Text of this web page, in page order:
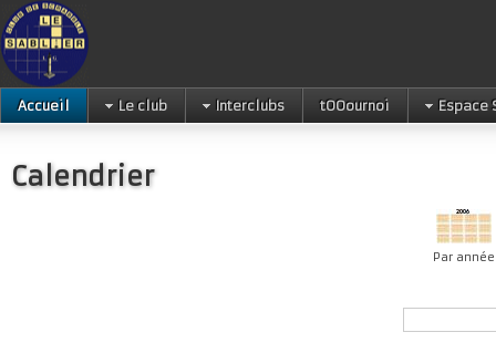
Accueil Le club Interclubs tOOournoi Espace
Calendrier
Par année